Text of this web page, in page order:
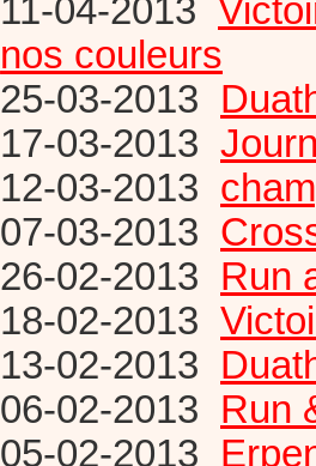
11-04-2013
nos couleurs
25-03-2013
17-03-2013
12-03-2013
07-03-2013
26-02-2013 Run
18-02-2013
13-02-2013
06-02-2013 Run
05-02-2013